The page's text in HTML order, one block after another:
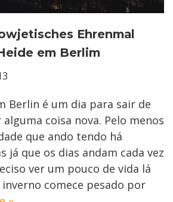
Ehrenmal
em Berlim
Berlin é um dia para sair de
coisa nova. Pelo menos
que ando tendo há
já que os dias andam cada vez
ver um pouco de vida lá
comece pesado por